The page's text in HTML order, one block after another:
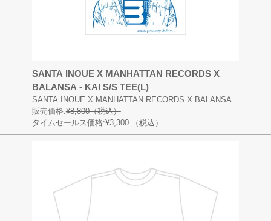
SANTA INOUE X MANHATTAN RECORDS X
BALANSA - KAI S/S TEE(L)
SANTA INOUE X MANHATTAN RECORDS X BALANSA
販売価格:¥8,800（税込）
タイムセールス価格:¥3,300
（税込）